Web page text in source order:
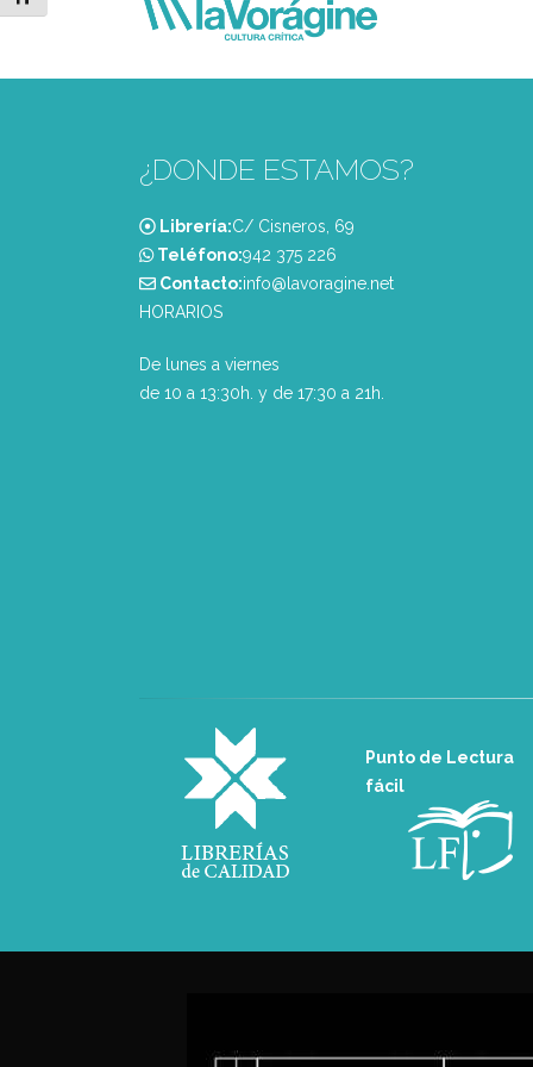
¿DONDE ESTAMOS?
Librería:C/ Cisneros, 69
Teléfono:‭942 375 226‬
Contacto:info@lavoragine.net
HORARIOS
De lunes a viernes
de 10 a 13:30h. y de 17:30 a 21h.
Punto de Lectura
fácil